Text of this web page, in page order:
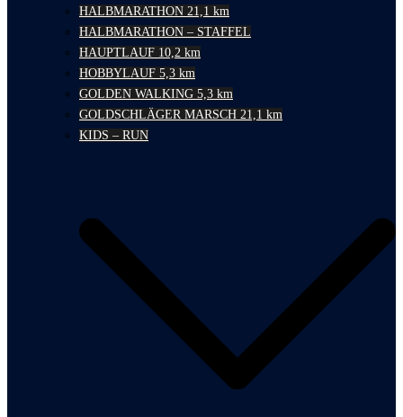
HALBMARATHON 21,1 km
HALBMARATHON – STAFFEL
HAUPTLAUF 10,2 km
HOBBYLAUF 5,3 km
GOLDEN WALKING 5,3 km
GOLDSCHLÄGER MARSCH 21,1 km
KIDS – RUN